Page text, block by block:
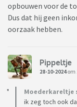
opbouwen voor de
Dus dat hij geen
oorzaak hebben.
Pippeltje
28-10-2024om
Moederkareltje
ik zeg toch ook